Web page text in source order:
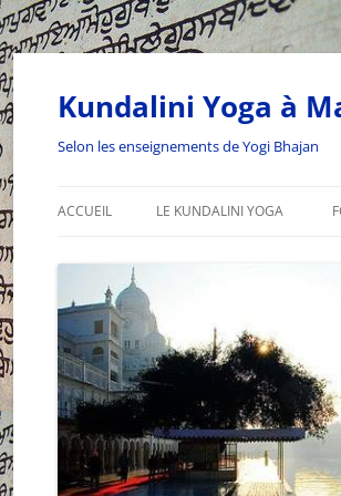
Kundalini Yoga à
Selon les enseignements de Yogi Bhajan
ACCUEIL LE KUNDALINI YOGA